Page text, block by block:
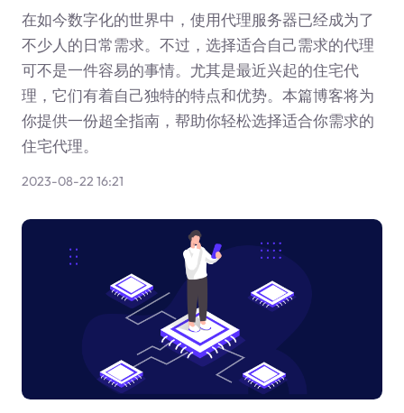
在如今数字化的世界中，使用代理服务器已经成为了
不少人的日常需求。不过，选择适合自己需求的代理
可不是一件容易的事情。尤其是最近兴起的住宅代
理，它们有着自己独特的特点和优势。本篇博客将为
你提供一份超全指南，帮助你轻松选择适合你需求的
住宅代理。
2023-08-22 16:21